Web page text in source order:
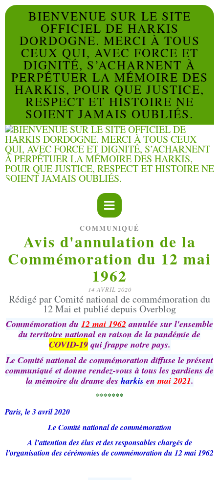
BIENVENUE SUR LE SITE
OFFICIEL DE HARKIS
DORDOGNE. MERCI À TOUS
CEUX QUI, AVEC FORCE ET
DIGNITÉ, S’ACHARNENT À
PERPÉTUER LA MÉMOIRE DES
HARKIS, POUR QUE JUSTICE,
RESPECT ET HISTOIRE NE
SOIENT JAMAIS OUBLIÉS.
COMMUNIQUÉ
Avis d'annulation de la
Commémoration du 12 mai
1962
14 AVRIL 2020
Rédigé par Comité national de commémoration du
12 Mai et publié depuis Overblog
Commémoration du 12 mai 1962 annulée sur l'ensemble
du territoire national en raison de la pandémie de
COVID-19qui frappe notre pays.
Le Comité national de commémoration diffuse le présent
communiqué et donne rendez-vous à tous les gardiens de
la mémoire du drame des harkis en mai 2021.
*******
Paris, le 3 avril 2020
Le Comité national de commémoration
A l’attention des élus et des responsables chargés de
l’organisation des cérémonies de commémoration du 12 mai 1962